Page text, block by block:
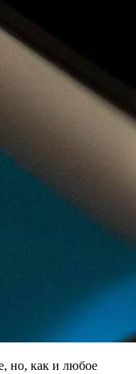
но, как и любое